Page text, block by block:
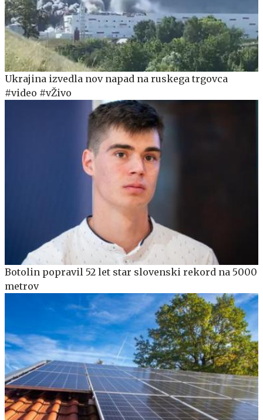
Ukrajina izvedla nov napad na ruskega trgovca
#video #vŽivo
Botolin popravil 52 let star slovenski rekord na 5000
metrov